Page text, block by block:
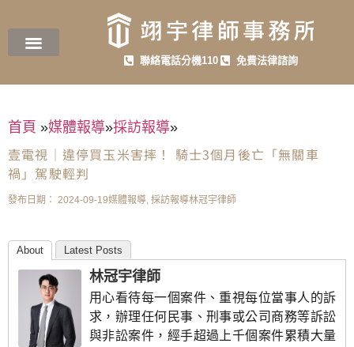
聯絡電話分機110 免費法律諮詢
首頁 »媒體報導»採訪報導»
壹電視｜違停買玉米害摔！ 騎士3個月後亡「無關車
禍」駕駛輕判
發布日期： 2024-09-19媒體報導, 採訪報導林冠宇律師
About Latest Posts
林冠宇律師
用心看待每一個案件、重視每位當事人的訴
求，辦理任何民事、刑事或公司商務等訴訟
與非訟案件，經手超過上千個案件累積大量